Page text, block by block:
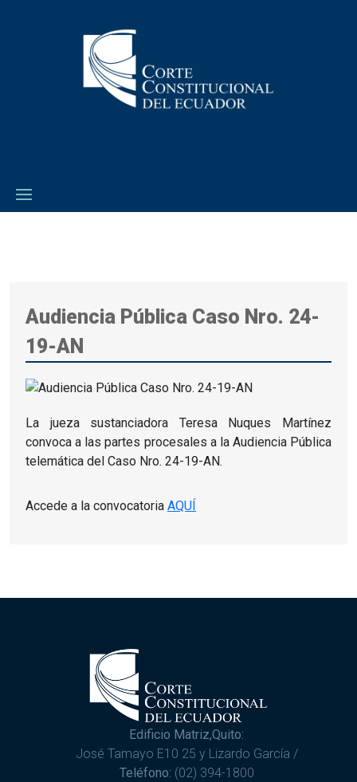
Audiencia Pública Caso Nro. 24-
19-AN
La jueza sustanciadora Teresa Nuques Martínez
convoca a las partes procesales a la Audiencia Pública
telemática del Caso Nro. 24-19-AN.
Accede a la convocatoria AQUÍ
Edificio Matriz,Quito:
José Tamayo E10 25 y Lizardo García /
Teléfono: (02) 394-1800